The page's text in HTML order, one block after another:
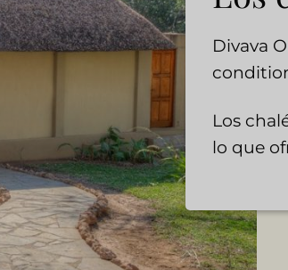
Divava
Los
lo que